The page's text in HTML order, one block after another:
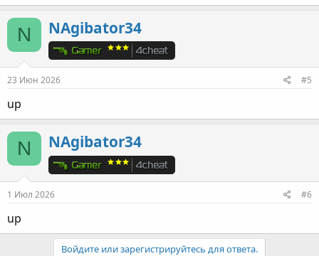
N NAgibator34
23 Июн 2026 #5
up
N NAgibator34
1 Июл 2026 #6
up
Войдите или зарегистрируйтесь для ответа.